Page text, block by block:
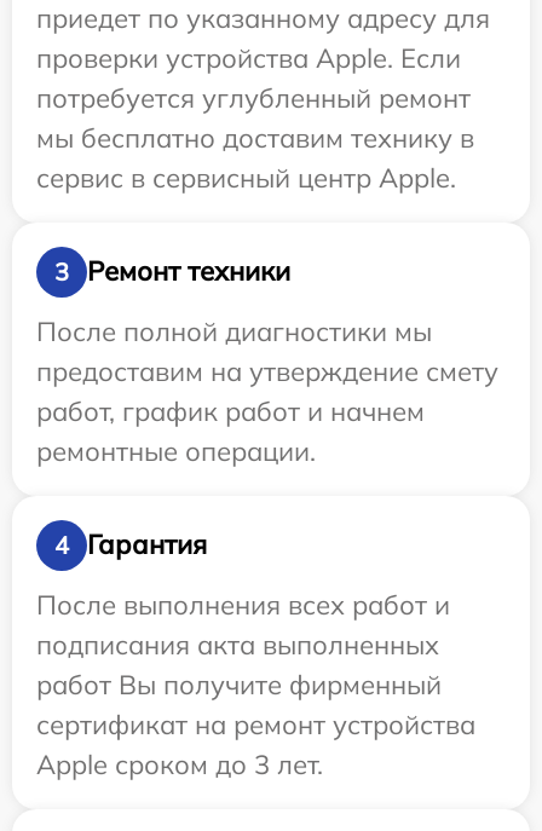
приедет по указанному адресу для
проверки устройства Apple. Если
потребуется углубленный ремонт
мы бесплатно доставим технику в
сервис в сервисный центр Apple.
3
Ремонт техники
После полной диагностики мы
предоставим на утверждение смету
работ, график работ и начнем
ремонтные операции.
4
Гарантия
После выполнения всех работ и
подписания акта выполненных
работ Вы получите фирменный
сертификат на ремонт устройства
Apple сроком до 3 лет.